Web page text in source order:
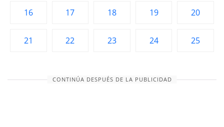
16 17 18 19 20
21 22 23 24 25
CONTINÚA DESPUÉS DE LA PUBLICIDAD